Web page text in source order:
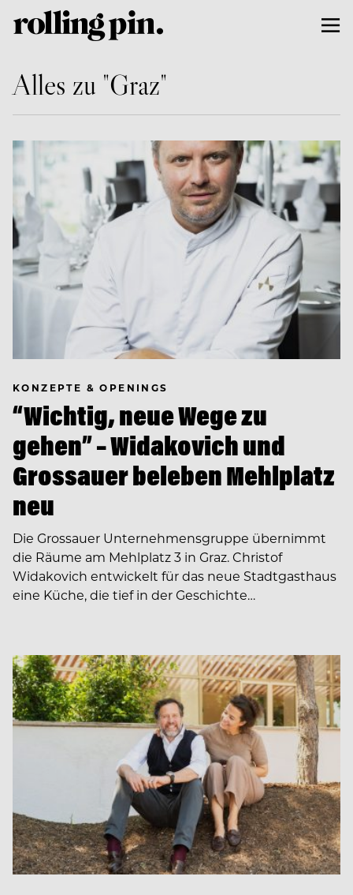
Alles zu "Graz"
KONZEPTE & OPENINGS
“Wichtig, neue Wege zu
gehen” – Widakovich und
Grossauer beleben Mehlplatz
neu
Die Grossauer Unternehmensgruppe übernimmt
die Räume am Mehlplatz 3 in Graz. Christof
Widakovich entwickelt für das neue Stadtgasthaus
eine Küche, die tief in der Geschichte…